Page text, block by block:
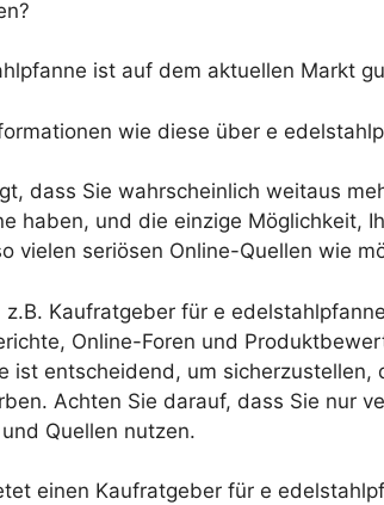
ist auf dem aktuellen Markt
wie diese über e
dass Sie wahrscheinlich weitaus
haben, und die einzige Möglichkeit,
vielen seriösen Online-Quellen wie
z.B. Kaufratgeber für e
Online-Foren und
ist entscheidend, um sicherzustellen,
Achten Sie darauf, dass Sie nur
Quellen nutzen.
einen Kaufratgeber für e